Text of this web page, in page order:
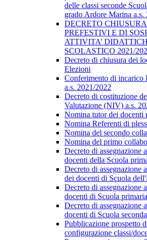
delle classi seconde
grado Ardore Marina a.s.
DECRETO
PREFESTIVI E DI
ATTIVITA’
SCOLASTICO 2021/
Decreto di chiusura dei
Elezioni
Conferimento di incarico
a.s. 2021/2022
Decreto di costituzione
Valutazione (NIV) a.s.
Nomina tutor dei docenti
Nomina Referenti di
Nomina del secondo
Nomina del primo
Decreto di assegnazione
docenti della Scuola
Decreto di assegnazione
dei docenti di Scuola
Decreto di assegnazione
docenti di Scuola
Decreto di assegnazione
docenti di Scuola
Pubblicazione prospetto
configurazione classi/